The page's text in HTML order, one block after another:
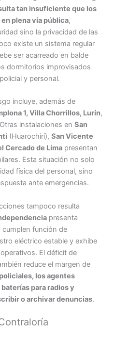
tan insuficiente que los
plena vía pública,
sino la privacidad de las
existe un sistema regular
ser acarreado en balde
dormitorios improvisados
y personal.
incluye, además de
1, Villa Chorrillos, Lurín,
instalaciones enSan
(Huarochirí),San Vicente
Cercado de Lima presentan
Esta situación no solo
física del personal, sino
ante emergencias.
tampoco resulta
presenta
cumplen función de
eléctrico estable y exhibe
El déficit de
reduce el margen de
los agentes
para radios y
o archivar denuncias.